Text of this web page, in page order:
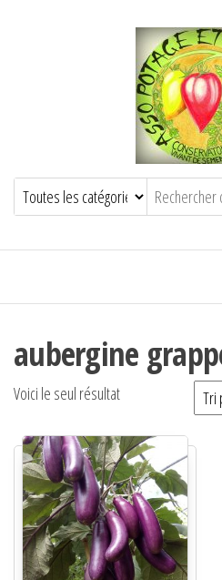
POTAGE ET
aubergine
Voici le seul résultat